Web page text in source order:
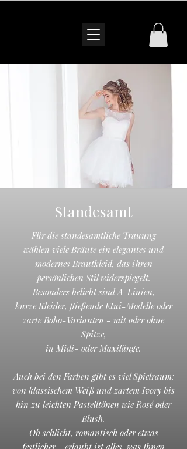
Standesamt
Für die standesamtliche Trauung
wählen viele Bräute ein elegantes und
modernes Brautkleid, das ihren
persönlichen Stil widerspiegelt.
Besonders beliebt sind A-Linien,
kurze Kleider, fließende Etui-Modelle oder
zarte Boho-Varianten - mit oder ohne
Spitze,
in Midi- oder Maxilänge.
Auch bei den Farben gibt es viel Spielraum:
von klassischem Weiß und zartem Ivory bis
hin zu leichten Pastelltönen wie Rosé oder
Blush.
Ob schlicht, romantisch oder etwas
festlicher - erlaubt ist alles, was Ihnen